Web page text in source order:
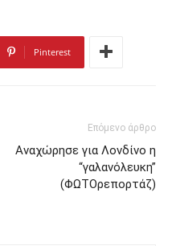
Pinterest
Επόμενο άρθρο
Αναχώρησε για Λονδίνο η
“γαλανόλευκη”
(ΦΩΤΟρεπορτάζ)